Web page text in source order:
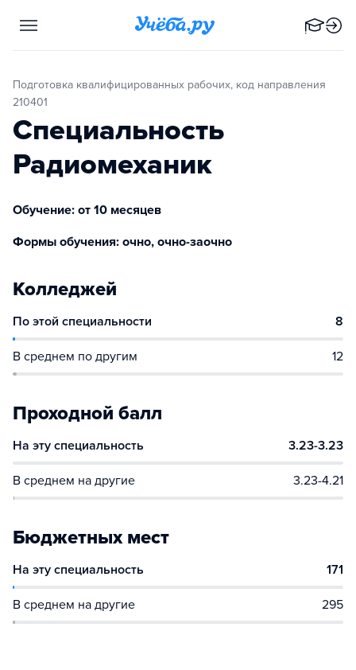
Подготовка квалифицированных рабочих, код направления
210401
Специальность
Радиомеханик
Обучение: от 10 месяцев
Формы обучения: очно, очно-заочно
Колледжей
По этой специальности 8
В среднем по другим 12
Проходной балл
На эту специальность 3.23-3.23
В среднем на другие 3.23-4.21
Бюджетных мест
На эту специальность 171
В среднем на другие 295